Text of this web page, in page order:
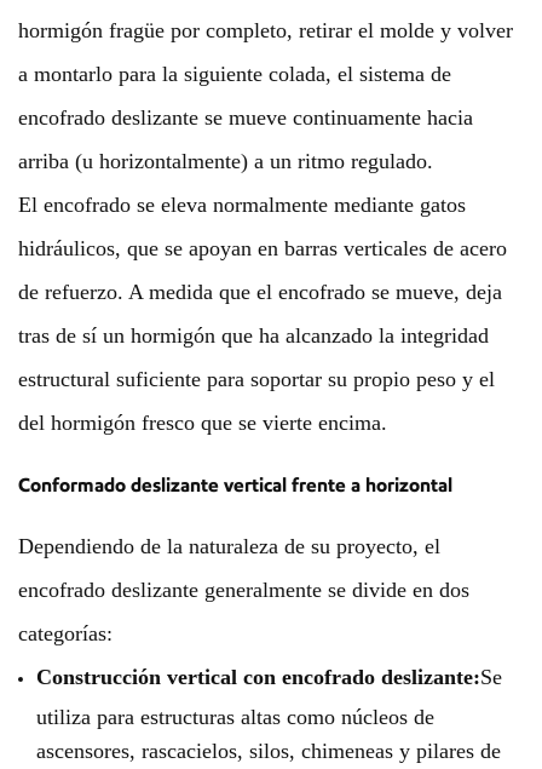
hormigón fragüe por completo, retirar el molde y volver
a montarlo para la siguiente colada, el sistema de
encofrado deslizante se mueve continuamente hacia
arriba (u horizontalmente) a un ritmo regulado.
El encofrado se eleva normalmente mediante gatos
hidráulicos, que se apoyan en barras verticales de acero
de refuerzo. A medida que el encofrado se mueve, deja
tras de sí un hormigón que ha alcanzado la integridad
estructural suficiente para soportar su propio peso y el
del hormigón fresco que se vierte encima.
Conformado deslizante vertical frente a horizontal
Dependiendo de la naturaleza de su proyecto, el
encofrado deslizante generalmente se divide en dos
categorías:
Construcción vertical con encofrado deslizante:Se
utiliza para estructuras altas como núcleos de
ascensores, rascacielos, silos, chimeneas y pilares de